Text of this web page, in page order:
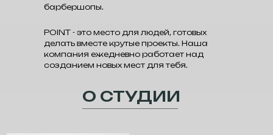
барбершопы.
POINT - это место для людей, готовых
делать вместе крутые проекты. Наша
компания ежедневно работает над
созданием новых мест для тебя.
О СТУДИИ